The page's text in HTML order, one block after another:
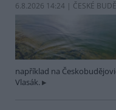
6.8.2026 14:24 | ČESKÉ
například na
Vlasák.